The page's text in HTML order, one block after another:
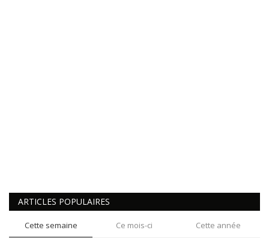
ARTICLES POPULAIRES
Cette semaine Ce mois-ci Cette année